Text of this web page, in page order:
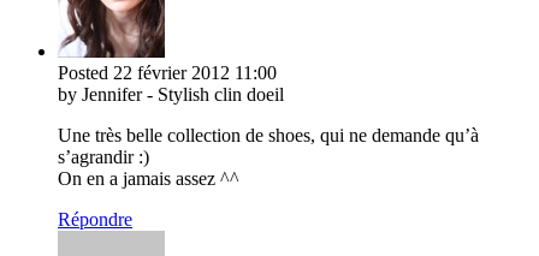
Posted 22 février 2012 11:00
by Jennifer - Stylish clin doeil
Une très belle collection de shoes, qui ne demande qu’à
s’agrandir :)
On en a jamais assez ^^
Répondre